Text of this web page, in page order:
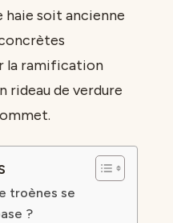
haie soit ancienne
la ramification
rideau de verdure
troènes se
?